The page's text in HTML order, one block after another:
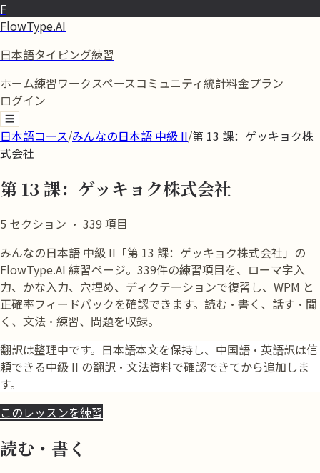
F
FlowType.AI
日本語タイピング練習
ホーム練習ワークスペースコミュニティ統計料金プラン
ログイン
☰
日本語コース/みんなの日本語 中級 II/第 13 課：ゲッキョク株
式会社
第 13 課：ゲッキョク株式会社
5 セクション · 339 項目
みんなの日本語 中級 II「第 13 課：ゲッキョク株式会社」の
FlowType.AI 練習ページ。339件の練習項目を、ローマ字入
力、かな入力、穴埋め、ディクテーションで復習し、WPM と
正確率フィードバックを確認できます。読む・書く、話す・聞
く、文法・練習、問題を収録。
翻訳は整理中です。日本語本文を保持し、中国語・英語訳は信
頼できる中級 II の翻訳・文法資料で確認できてから追加しま
す。
このレッスンを練習
読む・書く